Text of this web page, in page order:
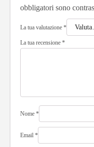
obbligatori sono
La tua valutazione *
La tua recensione *
Nome *
Email *